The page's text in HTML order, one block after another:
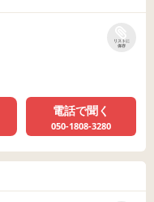
リストに
保存
電話で聞く
050-1808-3280